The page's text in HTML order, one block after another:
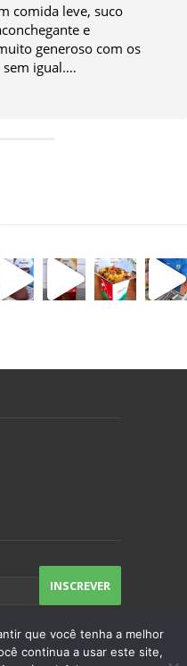
comida leve, suco
e
generoso com os
igual.
que você tenha a melhor
continua a usar este site,